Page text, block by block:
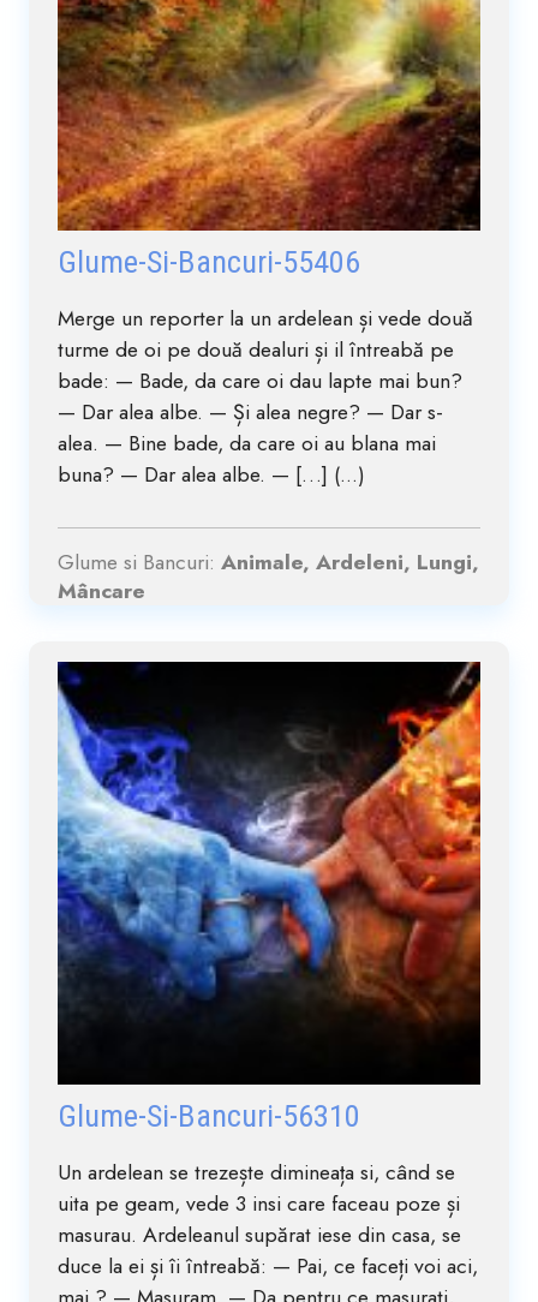
Glume-Si-Bancuri-55406
Merge un reporter la un ardelean și vede două
turme de oi pe două dealuri și il întreabă pe
bade: — Bade, da care oi dau lapte mai bun?
— Dar alea albe. — Și alea negre? — Dar s-
alea. — Bine bade, da care oi au blana mai
buna? — Dar alea albe. — […] (...)
Glume si Bancuri: Animale, Ardeleni, Lungi,
Mâncare
Glume-Si-Bancuri-56310
Un ardelean se trezește dimineața si, când se
uita pe geam, vede 3 insi care faceau poze și
masurau. Ardeleanul supărat iese din casa, se
duce la ei și îi întreabă: — Pai, ce faceți voi aci,